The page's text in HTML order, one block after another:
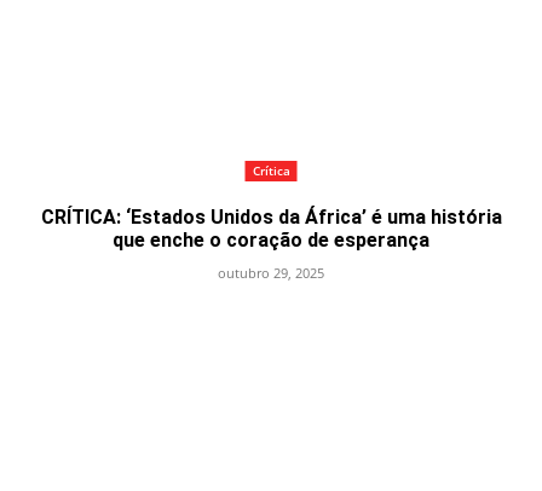
Crítica
CRÍTICA: ‘Estados Unidos da África’ é uma história
que enche o coração de esperança
outubro 29, 2025